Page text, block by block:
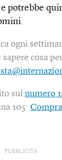
potrebbe
ogni
cosa
sul numero
105.
PUBBLICITÀ